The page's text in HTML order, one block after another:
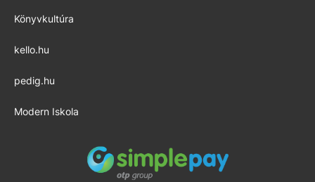
Könyvkultúra
kello.hu
pedig.hu
Modern Iskola